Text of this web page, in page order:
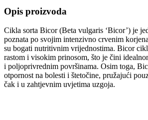
Opis proizvoda
Cikla sorta Bicor (Beta vulgaris ‘Bicor’) je
poznata po svojim intenzivno crvenim
su bogati nutritivnim vrijednostima. Bicor
rastom i visokim prinosom, što je čini
i poljoprivrednim površinama. Osim toga,
otpornost na bolesti i štetočine, pružajući
čak i u zahtjevnim uvjetima uzgoja.